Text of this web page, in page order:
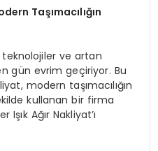
Taşımacılığın
teknolojiler ve artan
gün evrim geçiriyor. Bu
modern taşımacılığın
kullanan bir firma
Işık Ağır Nakliyat’ı